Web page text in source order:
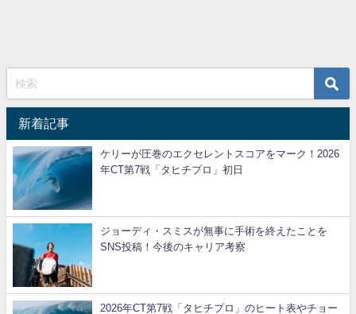
新着記事
ケリーが圧巻のエクセレントスコアをマーク！2026
年CT第7戦「タヒチプロ」初日
ジョーディ・スミスが無事に手術を終えたことを
SNS投稿！今後のキャリア考察
2026年CT第7戦「タヒチプロ」のヒート表やチョー